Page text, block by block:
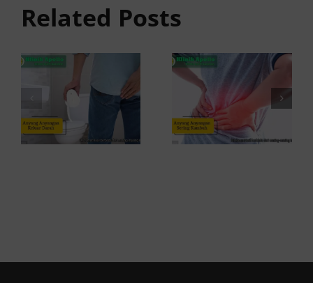
Related Posts
Darah:
Penyebab
dan Kapan
ke Dokter
Kambuh
dan Cara
Atasinya